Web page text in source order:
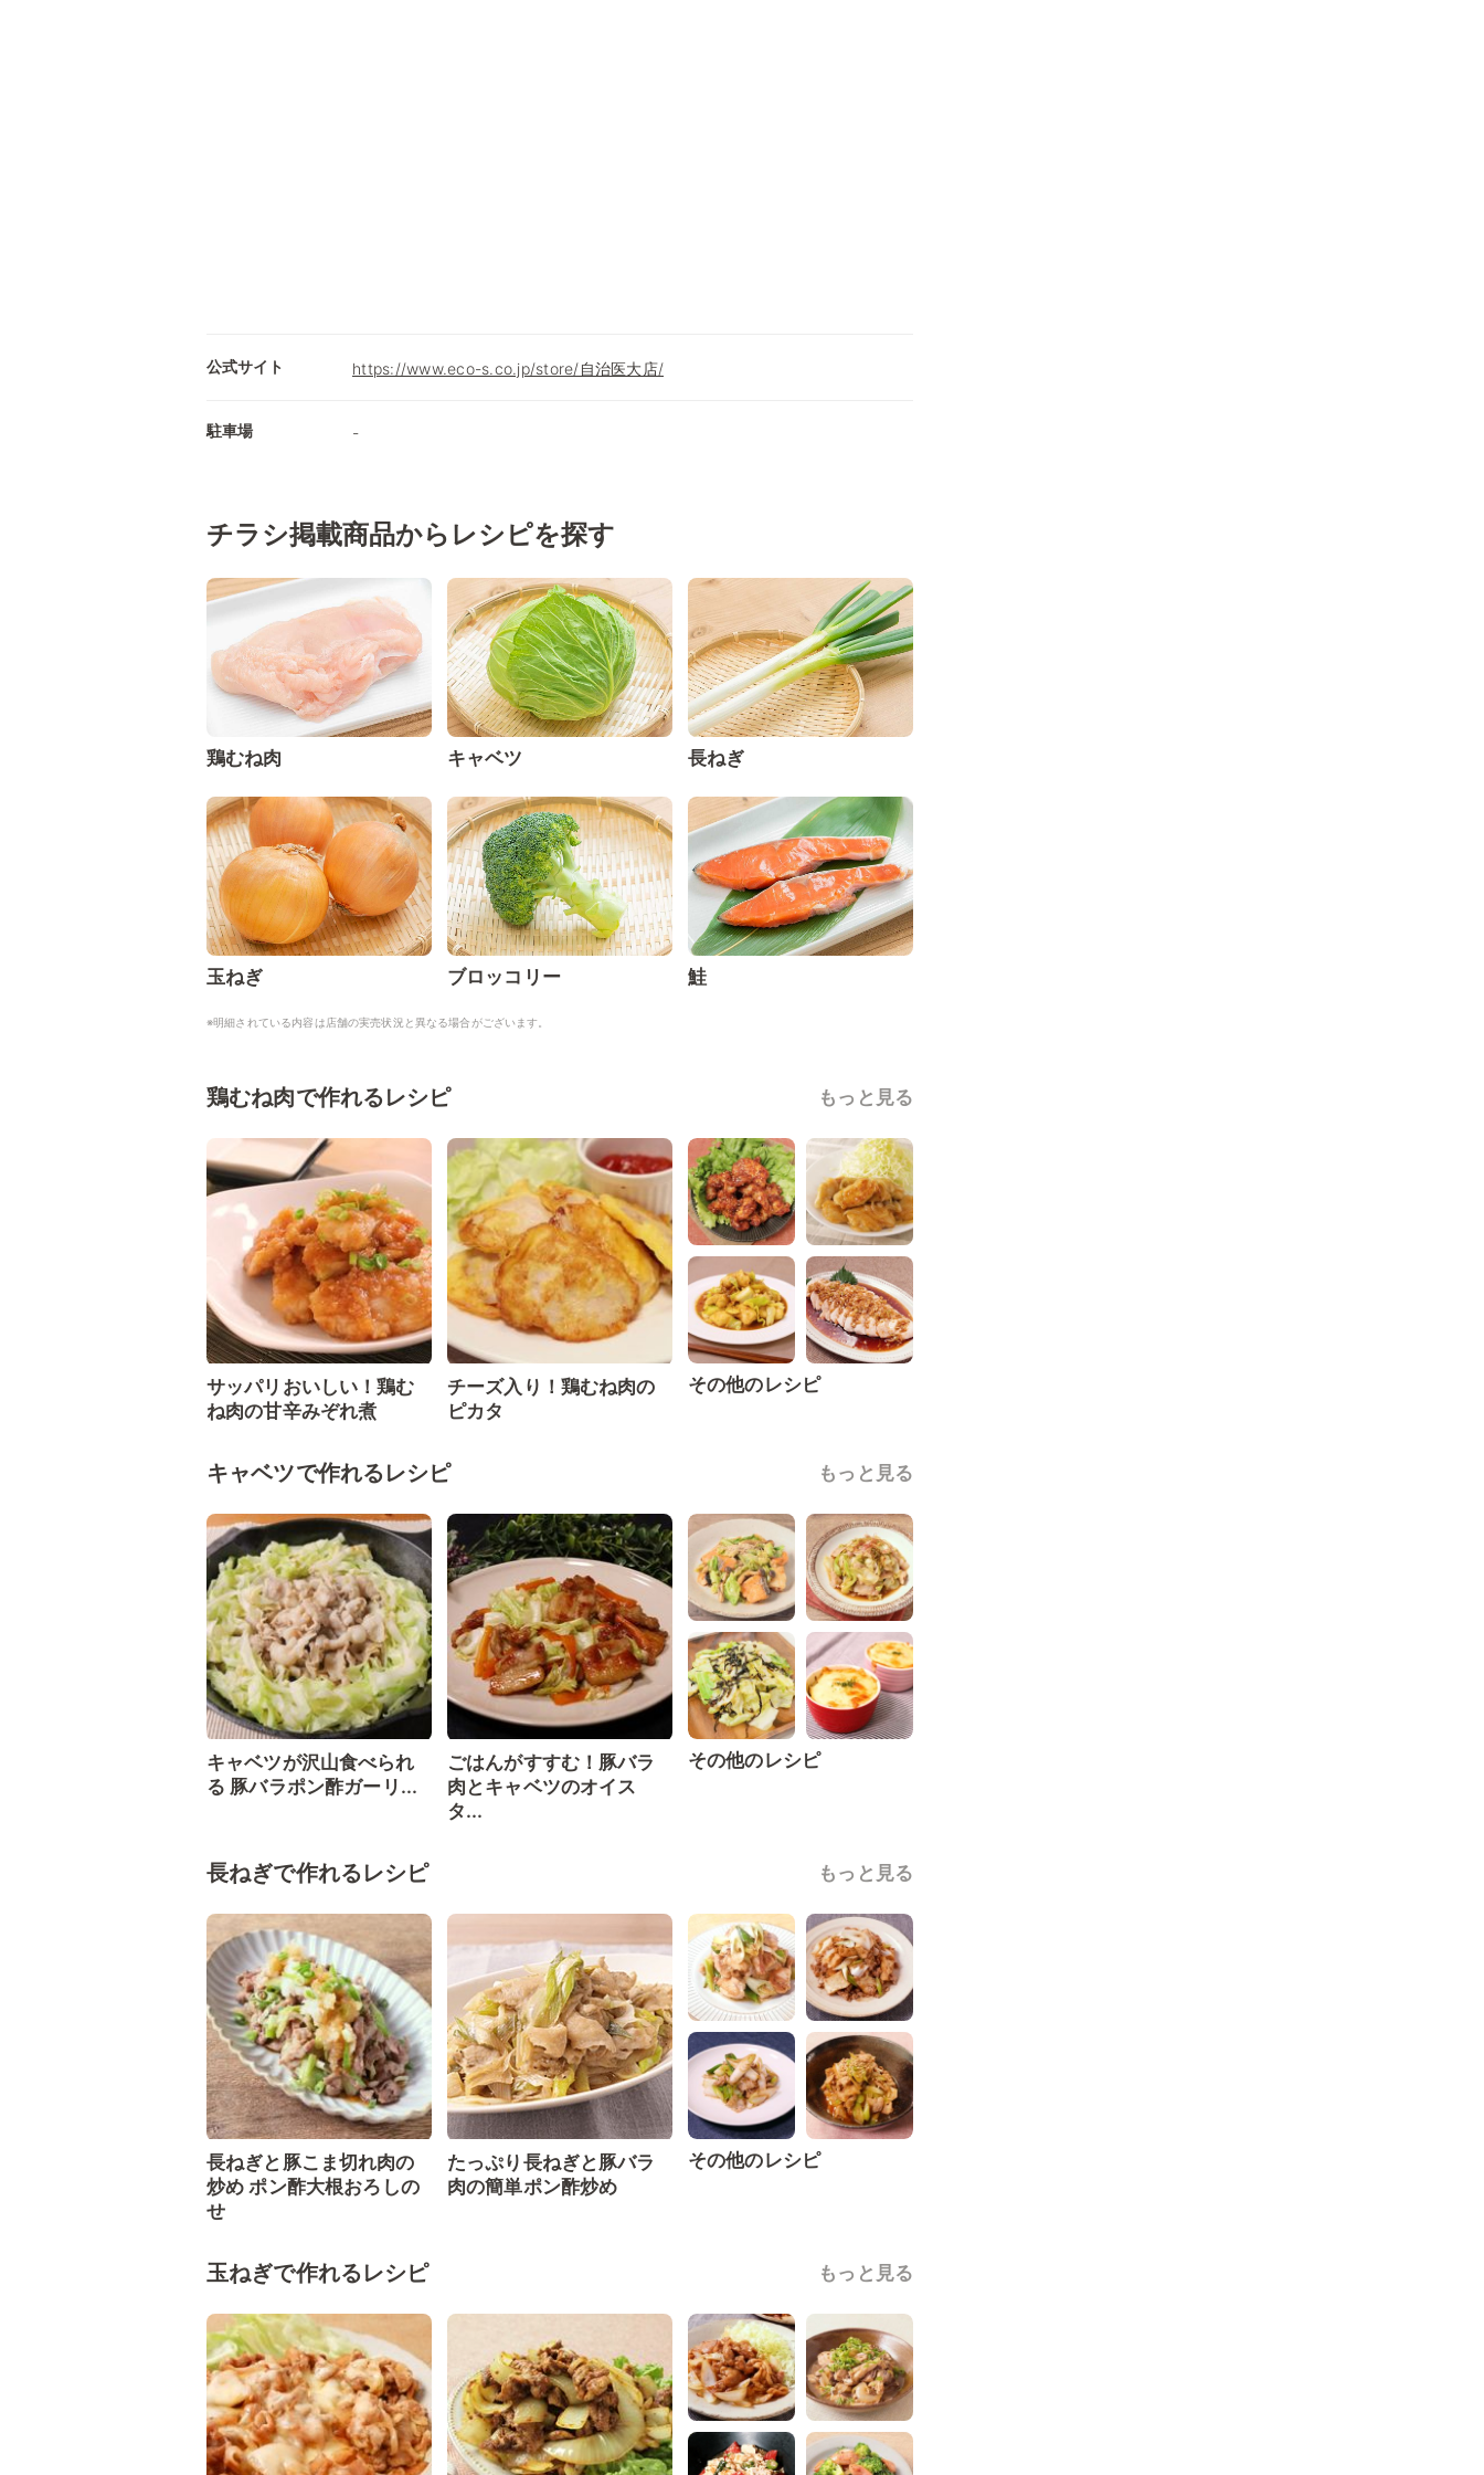
公式サイト https://www.eco-s.co.jp/store/自治医大店/
駐車場 -
チラシ掲載商品からレシピを探す
鶏むね肉 キャベツ 長ねぎ
玉ねぎ ブロッコリー 鮭
※明細されている内容は店舗の実売状況と異なる場合がございます。
鶏むね肉で作れるレシピ もっと見る
サッパリおいしい！鶏む
ね肉の甘辛みぞれ煮
チーズ入り！鶏むね肉の
ピカタ
その他のレシピ
キャベツで作れるレシピ もっと見る
キャベツが沢山食べられ
る 豚バラポン酢ガーリ...
ごはんがすすむ！豚バラ
肉とキャベツのオイス
タ...
その他のレシピ
長ねぎで作れるレシピ もっと見る
長ねぎと豚こま切れ肉の
炒め ポン酢大根おろしの
せ
たっぷり長ねぎと豚バラ
肉の簡単ポン酢炒め
その他のレシピ
玉ねぎで作れるレシピ もっと見る